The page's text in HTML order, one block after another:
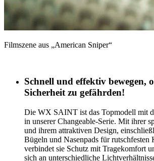
Filmszene aus „American Sniper“
Schnell und effektiv bewegen,
Sicherheit zu gefährden!
Die WX SAINT ist das Topmodell mit
in unserer Changeable-Serie. Mit ihrer
und ihrem attraktiven Design,
Bügeln und Nasenpads für rutschfesten
verbindet sie Schutz mit Tragekomfort
sich an unterschiedliche